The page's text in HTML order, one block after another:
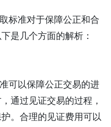
标准对于保障公正和合
是几个方面的解析：
可以保障公正交易的进
通过见证交易的过程，
。合理的见证费用可以